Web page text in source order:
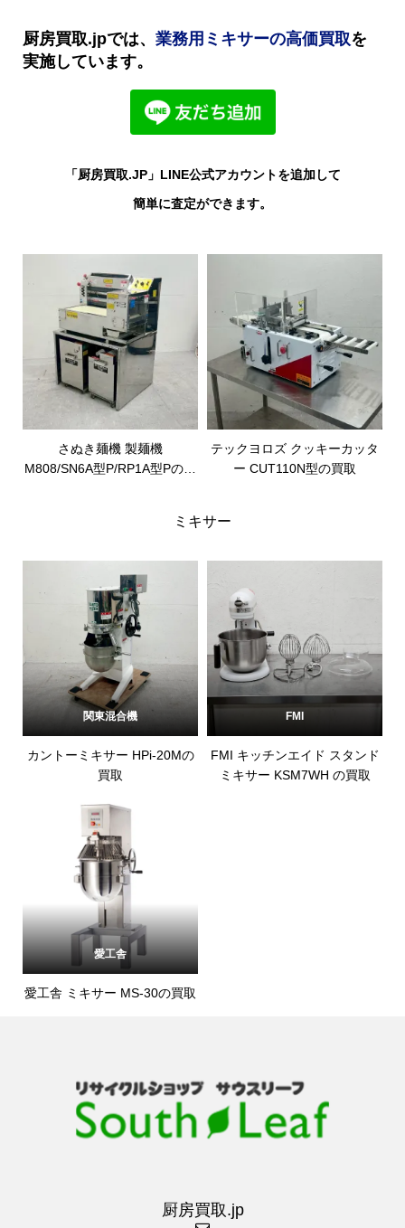
厨房買取.jpでは、 業務用ミキサーの高価買取を
実施しています。
「厨房買取.JP」LINE公式アカウントを追加して
簡単に査定ができます。
さぬき麺機 製麺機
M808/SN6A型P/RP1A型Pの買
テックヨロズ クッキーカッタ
ー CUT110N型の買取
ミキサー
関東混合機
カントーミキサー HPi-20Mの
買取
FMI
FMI キッチンエイド スタンド
ミキサー KSM7WH の買取
愛工舎
愛工舎 ミキサー MS-30の買取
厨房買取.jp